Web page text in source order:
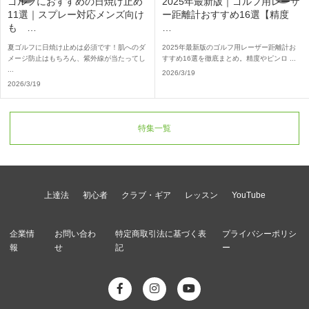
11選｜スプレー対応メンズ向け
も …
夏ゴルフに日焼け止めは必須です！肌へのダ
メージ防止はもちろん、紫外線が当たってし
...
2026/3/19
ー距離計おすすめ16選【精度
…
2025年最新版のゴルフ用レーザー距離計お
すすめ16選を徹底まとめ。精度やピンロ ...
2026/3/19
特集一覧
上達法 初心者 クラブ・ギア レッスン YouTube
企業情
報
お問い合わ
せ
特定商取引法に基づく表
記
プライバシーポリシ
ー